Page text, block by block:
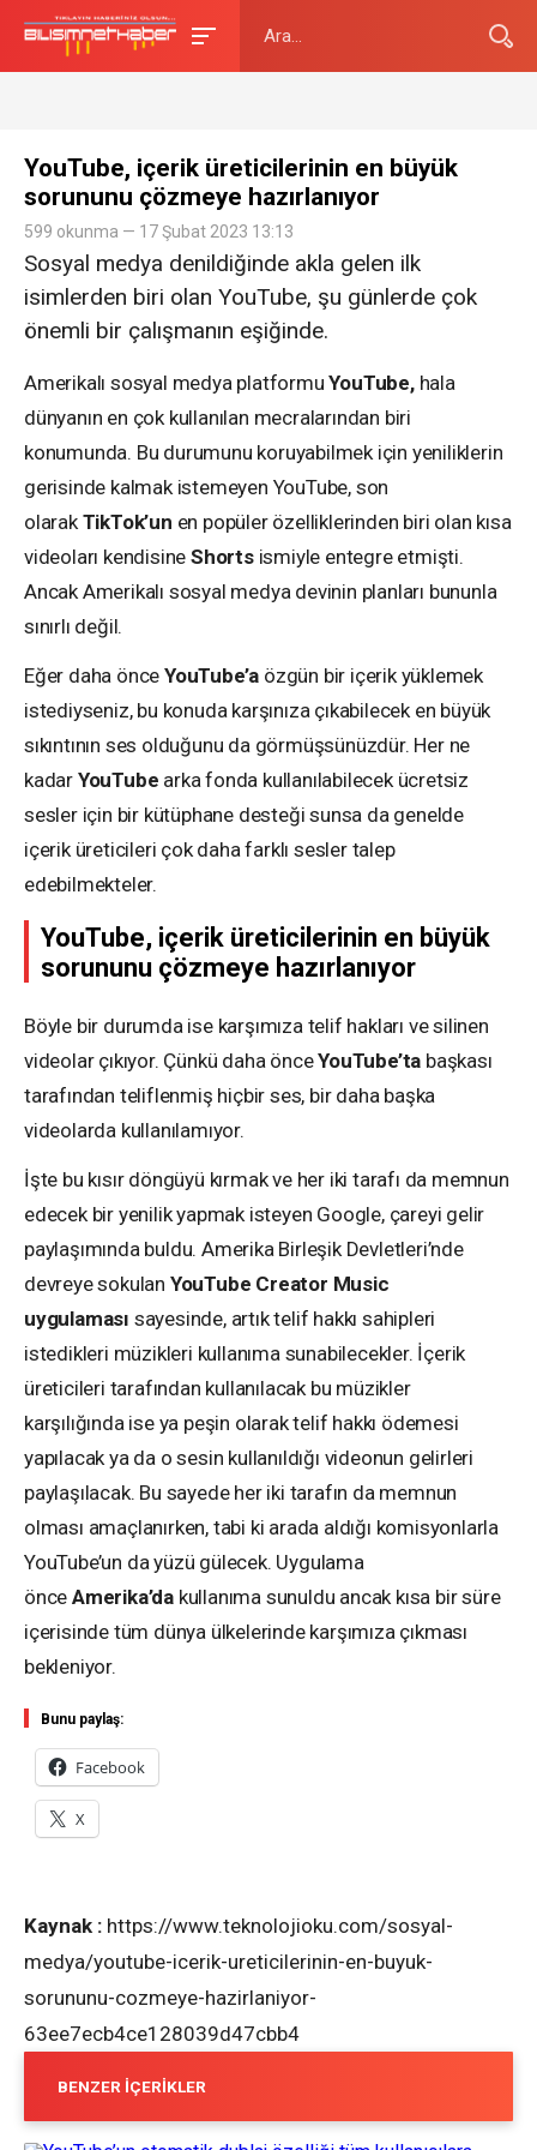
YouTube, içerik üreticilerinin en büyük
sorununu çözmeye hazırlanıyor
599 okunma — 17 Şubat 2023 13:13
Sosyal medya denildiğinde akla gelen ilk
isimlerden biri olan YouTube, şu günlerde çok
önemli bir çalışmanın eşiğinde.
Amerikalı sosyal medya platformuYouTube,hala
dünyanın en çok kullanılan mecralarından biri
konumunda. Bu durumunu koruyabilmek için yeniliklerin
gerisinde kalmak istemeyen YouTube, son
olarakTikTok’un en popüler özelliklerinden biri olan kısa
videoları kendisineShortsismiyle entegre etmişti.
Ancak Amerikalı sosyal medya devinin planları bununla
sınırlı değil.
Eğer daha önce YouTube’a özgün bir içerik yüklemek
istediyseniz, bu konuda karşınıza çıkabilecek en büyük
sıkıntının ses olduğunu da görmüşsünüzdür. Her ne
kadar YouTube arka fonda kullanılabilecek ücretsiz
sesler için bir kütüphane desteği sunsa da genelde
içerik üreticileri çok daha farklı sesler talep
edebilmekteler.
YouTube, içerik üreticilerinin en büyük
sorununu çözmeye hazırlanıyor
Böyle bir durumda ise karşımıza telif hakları ve silinen
videolar çıkıyor. Çünkü daha önceYouTube’ta başkası
tarafından teliflenmiş hiçbir ses, bir daha başka
videolarda kullanılamıyor.
İşte bu kısır döngüyü kırmak ve her iki tarafı da memnun
edecek bir yenilik yapmak isteyen Google, çareyi gelir
paylaşımında buldu. Amerika Birleşik Devletleri’nde
devreye sokulan YouTube Creator Music
uygulaması sayesinde, artık telif hakkı sahipleri
istedikleri müzikleri kullanıma sunabilecekler. İçerik
üreticileri tarafından kullanılacak bu müzikler
karşılığında ise ya peşin olarak telif hakkı ödemesi
yapılacak ya da o sesin kullanıldığı videonun gelirleri
paylaşılacak. Bu sayede her iki tarafın da memnun
olması amaçlanırken, tabi ki arada aldığı komisyonlarla
YouTube’un da yüzü gülecek. Uygulama
önce Amerika’da kullanıma sunuldu ancak kısa bir süre
içerisinde tüm dünya ülkelerinde karşımıza çıkması
bekleniyor.
Bunu paylaş:
Facebook
X
Kaynak : https://www.teknolojioku.com/sosyal-
medya/youtube-icerik-ureticilerinin-en-buyuk-
sorununu-cozmeye-hazirlaniyor-
63ee7ecb4ce128039d47cbb4
BENZER İÇERIKLER